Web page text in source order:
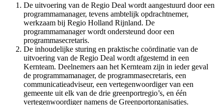
De uitvoering van de Regio Deal wordt aangestuurd door een
programmamanager, tevens ambtelijk opdrachtnemer,
werkzaam bij Regio Holland Rijnland. De
programmamanager wordt ondersteund door een
programmasecretaris.
De inhoudelijke sturing en praktische coördinatie van de
uitvoering van de Regio Deal wordt afgestemd in een
Kernteam. Deelnemers aan het Kernteam zijn in ieder geval
de programmamanager, de programmasecretaris, een
communicatieadviseur, een vertegenwoordiger van een
gemeente uit elk van de drie greenportregio’s, en één
vertegenwoordiger namens de Greenportorganisaties.